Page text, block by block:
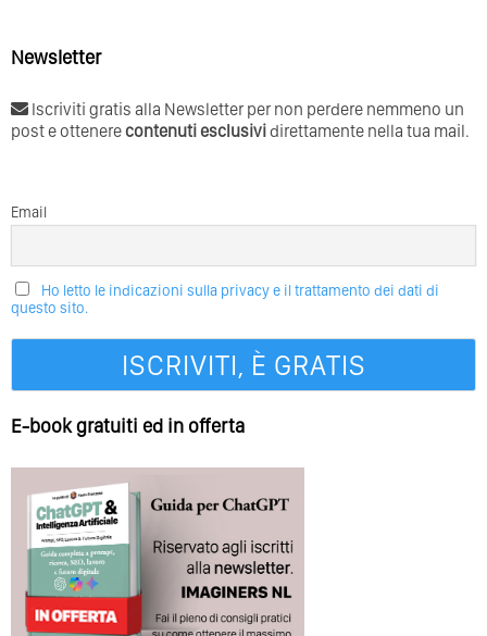
Newsletter
Iscriviti gratis alla Newsletter per non perdere nemmeno un
post e ottenerecontenuti esclusividirettamente nella tua mail.
Email
Ho letto le indicazioni sulla privacy e il trattamento dei dati di
questo sito.
E-book gratuiti ed in offerta